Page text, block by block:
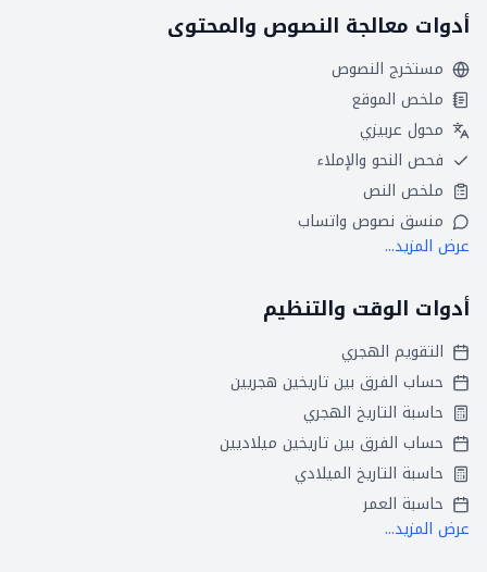
أدوات معالجة النصوص والمحتوى
مستخرج النصوص
ملخص الموقع
محول عربيزي
فحص النحو والإملاء
ملخص النص
منسق نصوص واتساب
عرض المزيد...
أدوات الوقت والتنظيم
التقويم الهجري
حساب الفرق بين تاريخين هجريين
حاسبة التاريخ الهجري
حساب الفرق بين تاريخين ميلاديين
حاسبة التاريخ الميلادي
حاسبة العمر
عرض المزيد...